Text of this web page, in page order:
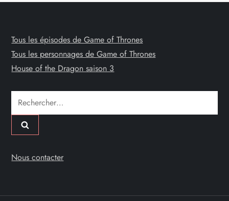
Tous les épisodes de Game of Thrones
Tous les personnages de Game of Thrones
House of the Dragon saison 3
Rechercher :
Nous contacter